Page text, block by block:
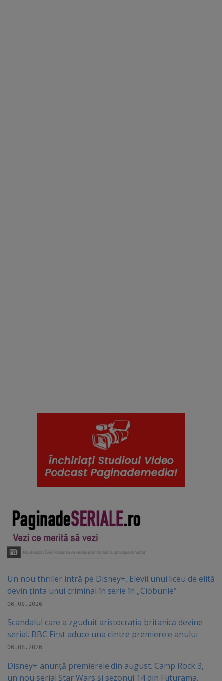
Un nou thriller intră pe Disney+. Elevii unui liceu de elită
devin ținta unui criminal în serie în „Cioburile”
06.08.2026
Scandalul care a zguduit aristocrația britanică devine
serial. BBC First aduce una dintre premierele anului
06.08.2026
Disney+ anunță premierele din august. Camp Rock 3,
un nou serial Star Wars și sezonul 14 din Futurama,